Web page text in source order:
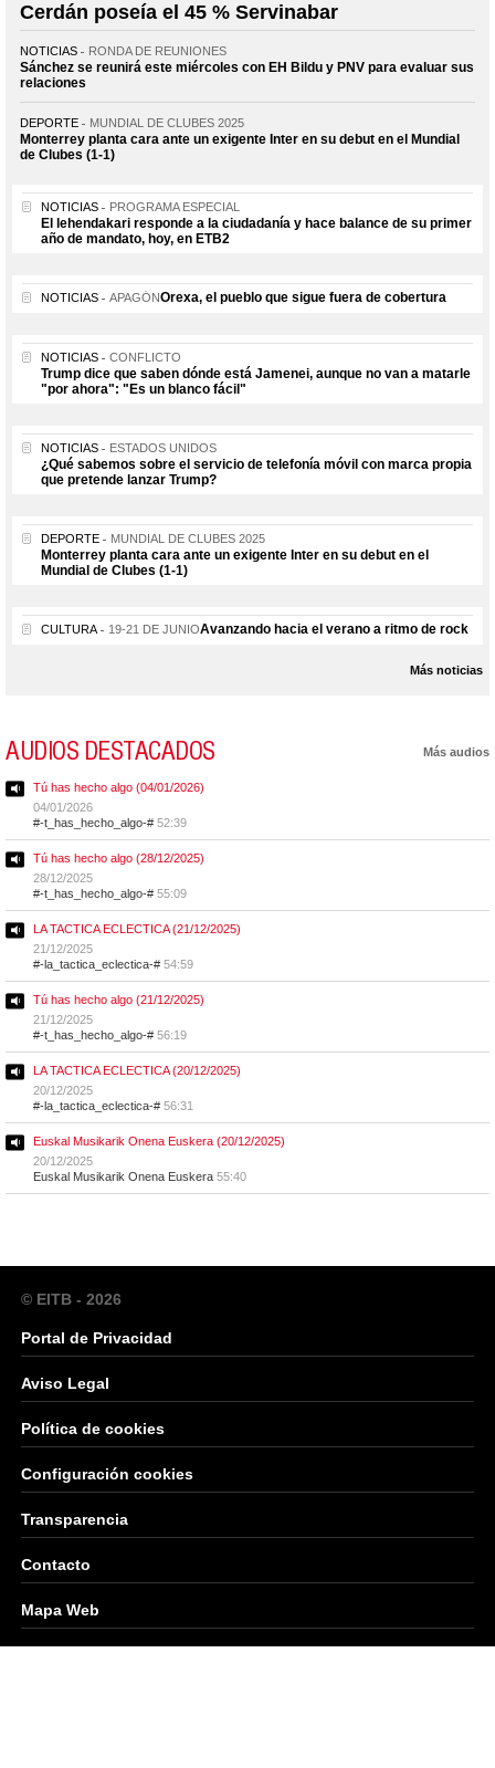
Cerdán poseía el 45 % Servinabar
NOTICIAS RONDA DE REUNIONES
Sánchez se reunirá este miércoles con EH Bildu y PNV para evaluar sus
relaciones
DEPORTE MUNDIAL DE CLUBES 2025
Monterrey planta cara ante un exigente Inter en su debut en el Mundial
de Clubes (1-1)
NOTICIAS PROGRAMA ESPECIAL
El lehendakari responde a la ciudadanía y hace balance de su primer
año de mandato, hoy, en ETB2
NOTICIAS APAGÓNOrexa, el pueblo que sigue fuera de cobertura
NOTICIAS CONFLICTO
Trump dice que saben dónde está Jamenei, aunque no van a matarle
"por ahora": "Es un blanco fácil"
NOTICIAS ESTADOS UNIDOS
¿Qué sabemos sobre el servicio de telefonía móvil con marca propia
que pretende lanzar Trump?
DEPORTE MUNDIAL DE CLUBES 2025
Monterrey planta cara ante un exigente Inter en su debut en el
Mundial de Clubes (1-1)
CULTURA 19-21 DE JUNIOAvanzando hacia el verano a ritmo de rock
Más noticias
AUDIOS DESTACADOS Más audios
Tú has hecho algo (04/01/2026)
04/01/2026
#-t_has_hecho_algo-# 52:39
Tú has hecho algo (28/12/2025)
28/12/2025
#-t_has_hecho_algo-# 55:09
LA TACTICA ECLECTICA (21/12/2025)
21/12/2025
#-la_tactica_eclectica-# 54:59
Tú has hecho algo (21/12/2025)
21/12/2025
#-t_has_hecho_algo-# 56:19
LA TACTICA ECLECTICA (20/12/2025)
20/12/2025
#-la_tactica_eclectica-# 56:31
Euskal Musikarik Onena Euskera (20/12/2025)
20/12/2025
Euskal Musikarik Onena Euskera 55:40
© EITB - 2026
Portal de Privacidad
Aviso Legal
Política de cookies
Configuración cookies
Transparencia
Contacto
Mapa Web